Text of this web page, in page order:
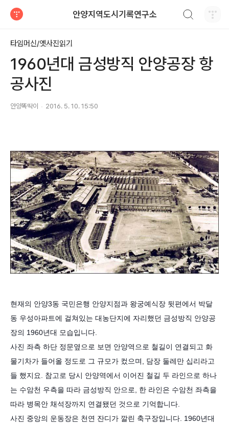
안양지역도시기록연구소
타임머신/옛사진읽기
1960년대 금성방직 안양공장 항
공사진
안양똑딱이 2016. 5. 10. 15:50
현재의 안양3동 국민은행 안양지점과 왕궁예식장 뒷편에서 박달
동 우성아파트에 걸쳐있는 대농단지에 자리했던 금성방직 안양공
장의 1960년대 모습입니다.
사진 좌측 하단 정문옆으로 보면 안양역으로 철길이 연결되고 화
물기차가 들어올 정도로 그 규모가 컸으며, 담장 둘레만 십리라고
들 했지요. 참고로 당시 안양역에서 이어진 철길 두 라인으로 하나
는 수암천 우측을 따라 금성방직 안으로, 한 라인은 수암천 좌측을
따라 병목안 채석장까지 연결됐던 것으로 기억합니다.
사진 중앙의 운동장은 천연 잔디가 깔린 축구장입니다. 1960년대